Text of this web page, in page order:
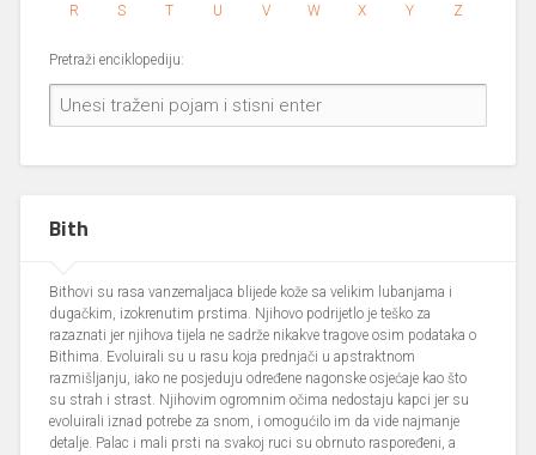
R S T U V W X Y Z
Pretraži enciklopediju:
Bith
Bithovi su rasa vanzemaljaca blijede kože sa velikim lubanjama i
dugačkim, izokrenutim prstima. Njihovo podrijetlo je teško za
razaznati jer njihova tijela ne sadrže nikakve tragove osim podataka o
Bithima. Evoluirali su u rasu koja prednjači u apstraktnom
razmišljanju, iako ne posjeduju određene nagonske osjećaje kao što
su strah i strast. Njihovim ogromnim očima nedostaju kapci jer su
evoluirali iznad potrebe za snom, i omogućilo im da vide najmanje
detalje. Palac i mali prsti na svakoj ruci su obrnuto raspoređeni, a